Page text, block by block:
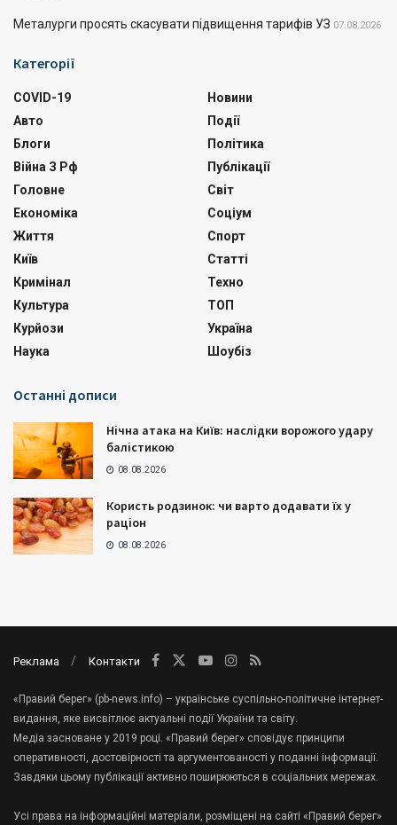
Металурги просять скасувати підвищення тарифів УЗ 07.08.2026
Категорії
COVID-19
Авто
Блоги
Війна З Рф
Головне
Економіка
Життя
Київ
Кримінал
Культура
Курйози
Наука
Новини
Події
Політика
Публікації
Світ
Соціум
Спорт
Статті
Техно
ТОП
Україна
Шоубіз
Останні дописи
Нічна атака на Київ: наслідки ворожого удару
балістикою
08.08.2026
Користь родзинок: чи варто додавати їх у
раціон
08.08.2026
Реклама Контакти
«Правий берег» (pb-news.info) – українське суспільно-політичне інтернет-
видання, яке висвітлює актуальні події України та світу.
Медіа засноване у 2019 році. «Правий берег» сповідує принципи
оперативності, достовірності та аргументованості у поданні інформації.
Завдяки цьому публікації активно поширюються в соціальних мережах.
Усі права на інформаційні матеріали, розміщені на сайті «Правий берег»